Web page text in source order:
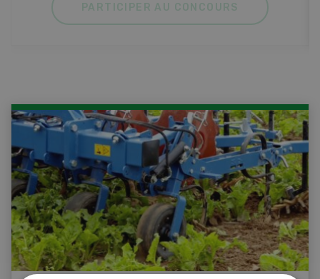
PARTICIPER AU CONCOURS